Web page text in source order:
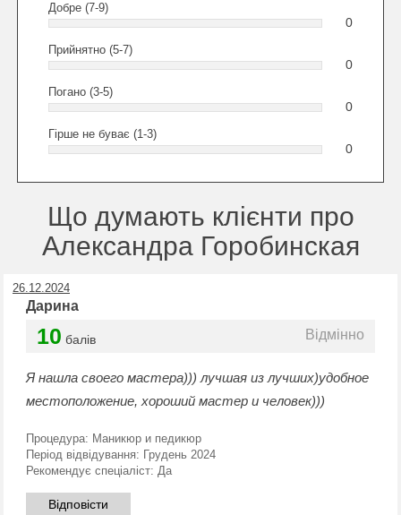
Добре (7-9)
0
Прийнятно (5-7)
0
Погано (3-5)
0
Гірше не буває (1-3)
0
Що думають клієнти про
Александра Горобинская
26.12.2024
Дарина
10 балів Відмінно
Я нашла своего мастера))) лучшая из лучших)удобное
местоположение, хороший мастер и человек)))
Процедура: Маникюр и педикюр
Період відвідування: Грудень 2024
Рекомендує спеціаліст: Да
Відповісти